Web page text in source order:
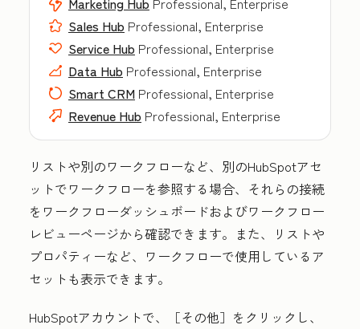
Sales Hub Professional, Enterprise
Service Hub Professional, Enterprise
Data Hub Professional, Enterprise
Smart CRM Professional, Enterprise
Revenue Hub Professional, Enterprise
リストや別のワークフローなど、別のHubSpotアセ
ットでワークフローを参照する場合、それらの接続
をワークフローダッシュボードおよびワークフロー
レビューページから確認できます。また、リストや
プロパティーなど、ワークフローで使用しているア
セットも表示できます。
HubSpotアカウントで、
［その他］をクリックし、